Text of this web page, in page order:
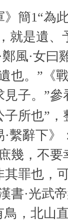
》簡1“為
就是遺
鄭風·女
也。”《
子。”參
所也”，
·繫辭下
幾，不
其罪也，
書·光武
鳥，北山